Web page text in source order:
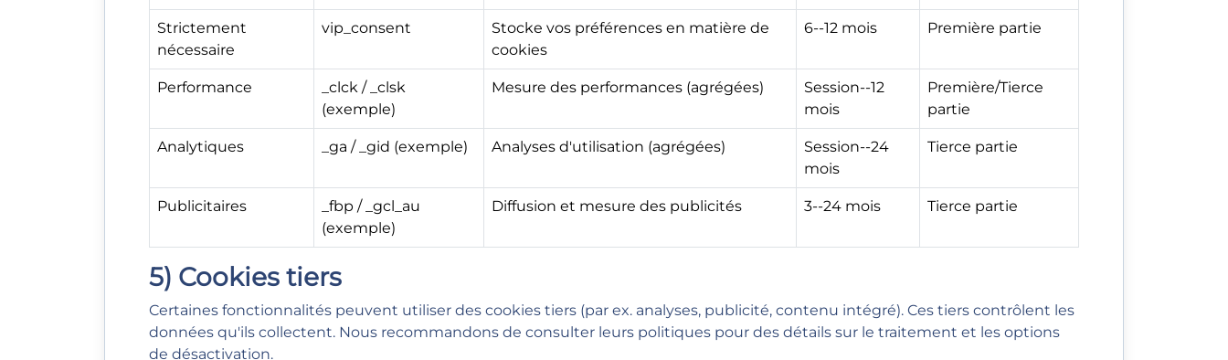
Strictement
nécessaire
vip_consent
Stocke vos préférences en matière de
cookies
6--12 mois Première partie
Performance
_clck / _clsk
(exemple)
Mesure des performances (agrégées)
Session--12
mois
Première/Tierce
partie
Analytiques _ga / _gid (exemple) Analyses d'utilisation (agrégées)
Session--24
mois
Tierce partie
Publicitaires
_fbp / _gcl_au
(exemple)
Diffusion et mesure des publicités 3--24 mois Tierce partie
5) Cookies tiers
Certaines fonctionnalités peuvent utiliser des cookies tiers (par ex. analyses, publicité, contenu intégré). Ces tiers contrôlent les
données qu'ils collectent. Nous recommandons de consulter leurs politiques pour des détails sur le traitement et les options
de désactivation.